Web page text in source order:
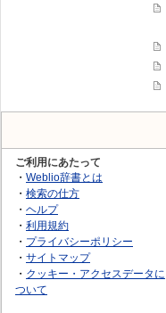
ご利用にあたって
・ Weblio辞書とは
・ 検索の仕方
・ ヘルプ
・ 利用規約
・ プライバシーポリシー
・ サイトマップ
・ クッキー・アクセスデータに
ついて